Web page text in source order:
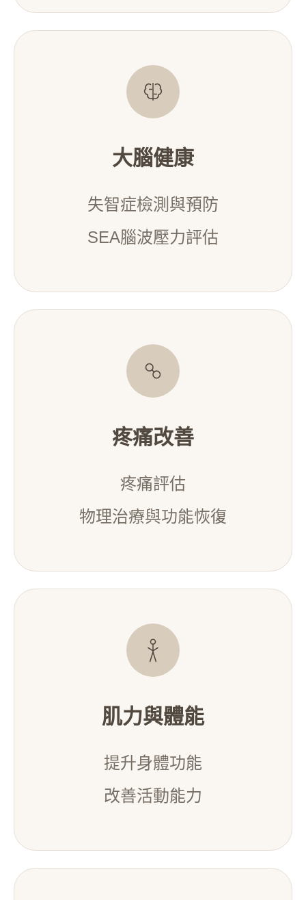
大腦健康
失智症檢測與預防
SEA腦波壓力評估
疼痛改善
疼痛評估
物理治療與功能恢復
肌力與體能
提升身體功能
改善活動能力